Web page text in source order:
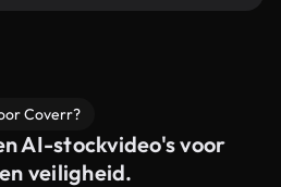
Coverr?
AI-stockvideo's voor
veiligheid.